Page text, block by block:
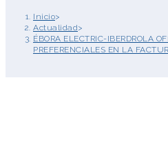
Inicio>
Actualidad>
ÉBORA ELECTRIC-IBERDROLA
PREFERENCIALES EN LA